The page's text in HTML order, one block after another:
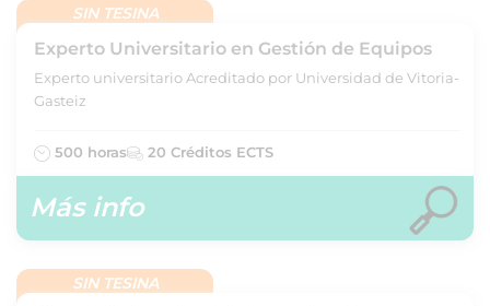
SIN TESINA
Experto Universitario en Gestión de Equipos
Experto universitario Acreditado por Universidad de Vitoria-
Gasteiz
500 horas 20 Créditos ECTS
Más info
SIN TESINA